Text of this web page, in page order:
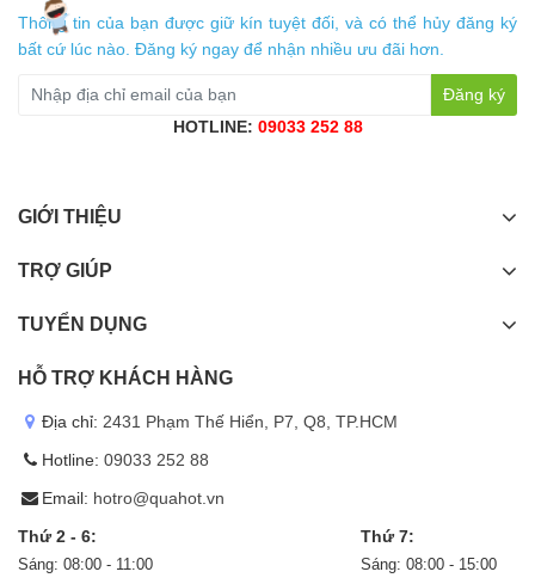
Thông tin của bạn được giữ kín tuyệt đối, và có thể hủy đăng ký
bất cứ lúc nào. Đăng ký ngay để nhận nhiều ưu đãi hơn.
Đăng ký
HOTLINE: 09033 252 88
GIỚI THIỆU
TRỢ GIÚP
TUYỂN DỤNG
HỖ TRỢ KHÁCH HÀNG
Địa chỉ: 2431 Phạm Thế Hiển, P7, Q8, TP.HCM
Hotline: 09033 252 88
Email: hotro@quahot.vn
Thứ 2 - 6:
Sáng: 08:00 - 11:00
Thứ 7:
Sáng: 08:00 - 15:00